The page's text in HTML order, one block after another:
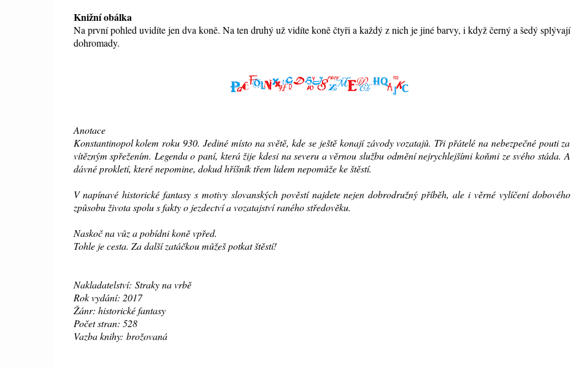
Knižní obálka
Na první pohled uvidíte jen dva koně. Na ten druhý už vidíte koně čtyři a každý z nich je jiné barvy, i když černý a šedý splývají
dohromady.
Anotace
Konstantinopol kolem roku 930. Jediné místo na světě, kde se ještě konají závody vozatajů. Tři přátelé na nebezpečné pouti za
vítězným spřežením. Legenda o paní, která žije kdesi na severu a věrnou službu odmění nejrychlejšími koňmi ze svého stáda. A
dávné prokletí, které nepomine, dokud hříšník třem lidem nepomůže ke štěstí.
V napínavé historické fantasy s motivy slovanských pověstí najdete nejen dobrodružný příběh, ale i věrné vylíčení dobového
způsobu života spolu s fakty o jezdectví a vozatajství raného středověku.
Naskoč na vůz a pobídni koně vpřed.
Tohle je cesta. Za další zatáčkou můžeš potkat štěstí!
Nakladatelství: Straky na vrbě
Rok vydání: 2017
Žánr: historické fantasy
Počet stran: 528
Vazba knihy: brožovaná